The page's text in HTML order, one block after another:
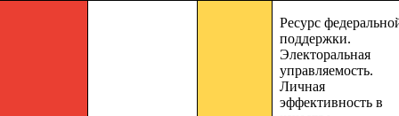
Ресурс
поддержки.
Электоральная
управляемость.
Личная
эффективность в